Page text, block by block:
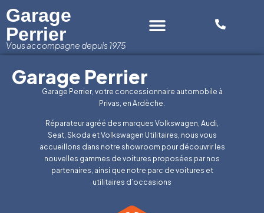
Garage
Perrier
Vous accompagne depuis 1975
Garage Perrier
Garage Perrier, votre concessionnaire automobile à
Privas, en Ardèche.
Réparateur agréé des marques Volkswagen, Audi,
Seat, Skoda et Volkswagen Utilitaires, nous vous
accueillons dans notre showroom pour découvrir les
nouvelles gammes de voitures proposées par nos
partenaires, ainsi que notre parc de voitures et
utilitaires d’occasions